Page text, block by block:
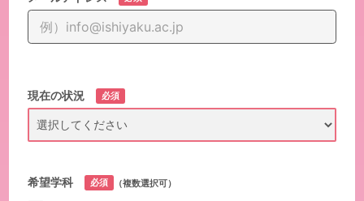
現在の状況 必須
希望学科 必須 （複数選択可）